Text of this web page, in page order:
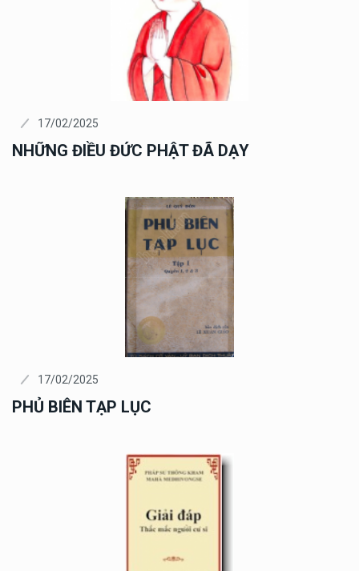
17/02/2025
NHỮNG ĐIỀU ĐỨC PHẬT ĐÃ DẠY
17/02/2025
PHỦ BIÊN TẠP LỤC